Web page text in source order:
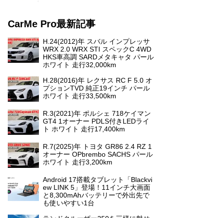
CarMe Pro最新記事
H.24(2012)年 スバル インプレッサ
WRX 2.0 WRX STI スペックC 4WD
HKS車高調 SARDメタキャタ パール
ホワイト 走行32,000km
H.28(2016)年 レクサス RC F 5.0 オ
プションTVD 純正19インチ パール
ホワイト 走行33,500km
R.3(2021)年 ポルシェ 718ケイマン
GT4 1オーナー PDLS付きLEDライ
ト ホワイト 走行17,400km
R.7(2025)年 トヨタ GR86 2.4 RZ 1
オーナー OPbrembo SACHS パール
ホワイト 走行3,200km
Android 17搭載タブレット「Blackvi
ew LINK 5」登場！11インチ大画面
と8,300mAhバッテリーで外出先で
も使いやすい1台